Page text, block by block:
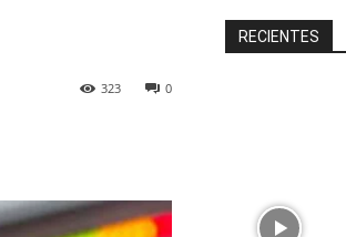
0
323
RECIENTES